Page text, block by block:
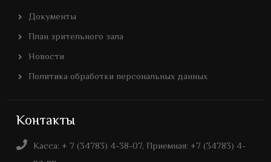
Документы
План зрительного зала
Новости
Политика обработки персональных данных
Контакты
Касса: + 7 (34783) 4-38-07, Приемная: +7 (34783) 4-